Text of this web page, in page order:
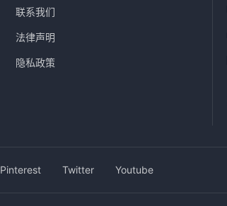
联系我们
法律声明
隐私政策
Pinterest Twitter Youtube